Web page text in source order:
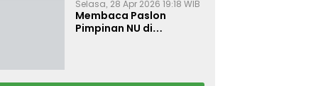
Selasa, 28 Apr 2026 19:18 WIB
Membaca Paslon
Pimpinan NU di